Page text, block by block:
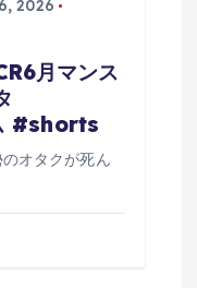
2026
月マンス
#shorts
オタクが死ん